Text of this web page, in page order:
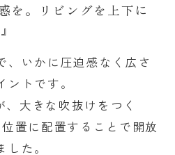
を。リビングを上下に
、いかに圧迫感なく広さ
トです。
大きな吹抜けをつく
置に配置することで開放
た。